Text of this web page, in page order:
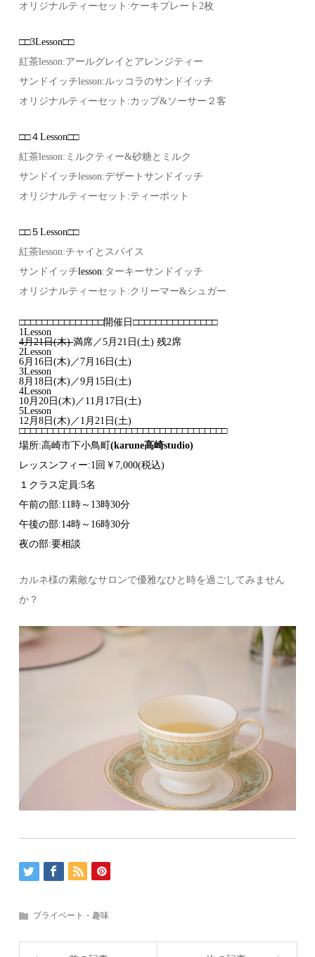
オリジナルティーセット:ケーキプレート2枚
□□3Lesson□□
紅茶lesson:アールグレイとアレンジティー
サンドイッチlesson:ルッコラのサンドイッチ
オリジナルティーセット:カップ&ソーサー２客
□□４Lesson□□
紅茶lesson:ミルクティー&砂糖とミルク
サンドイッチlesson:デザートサンドイッチ
オリジナルティーセット:ティーポット
□□５Lesson□□
紅茶lesson:チャイとスパイス
サンドイッチlesson:ターキーサンドイッチ
オリジナルティーセット:クリーマー&シュガー
□□□□□□□□□□□□□□□開催日□□□□□□□□□□□□□□□
1Lesson
4月21日(木)満席／5月21日(土) 残2席
2Lesson
6月16日(木)／7月16日(土)
3Lesson
8月18日(木)／9月15日(土)
4Lesson
10月20日(木)／11月17日(土)
5Lesson
12月8日(木)／1月21日(土)
□□□□□□□□□□□□□□□□□□□□□□□□□□□□□□□□□□□□□
場所:高崎市下小鳥町(karune高崎studio)
レッスンフィー:1回￥7,000(税込)
１クラス定員:5名
午前の部:11時～13時30分
午後の部:14時～16時30分
夜の部:要相談
カルネ様の素敵なサロンで優雅なひと時を過ごしてみません
か？
プライベート・趣味